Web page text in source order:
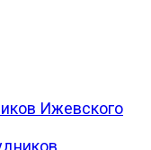
Ижевского